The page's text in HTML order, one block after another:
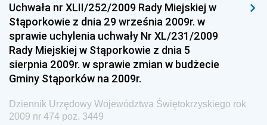
Budownictwa
Dziennik Urzędowy Ministra Gospodarki Morskiej i
Żeglugi Śródlądowej
Dziennik Urzędowy Ministra Energii
Dziennik Urzędowy Ministra Sprawiedliwości
Uchwała nr XLII/252/2009 Rady Miejskiej w
Stąporkowie z dnia 29 września 2009r. w
sprawie uchylenia uchwały Nr XL/231/2009
Rady Miejskiej w Stąporkowie z dnia 5
sierpnia 2009r. w sprawie zmian w budżecie
Gminy Stąporków na 2009r.
Dziennik Urzędowy Województwa Świętokrzyskiego rok
2009 nr 474 poz. 3449